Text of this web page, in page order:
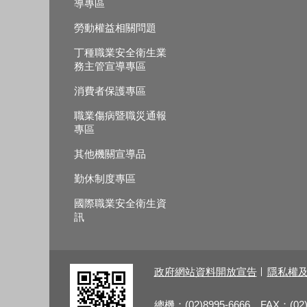
導專區
勞動權益相關問題
丁種職業安全衛生業
務主管宣導專區
消費者保護專區
職業傷病暨職災通報
專區
其他機關宣導品
勤休制度專區
國際職業安全衛生資
訊
政府網站資料開放宣告 隱私權